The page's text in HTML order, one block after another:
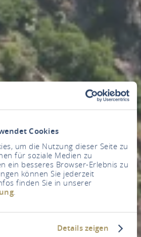
Cookies
um die Nutzung dieser Seite zu
für soziale Medien zu
ein besseres Browser-Erlebnis zu
können Sie jederzeit
finden Sie in unserer
.
Details zeigen